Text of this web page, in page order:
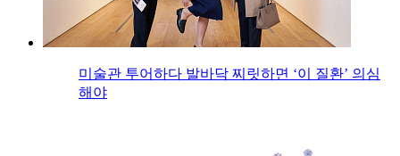
미술관 투어하다 발바닥 찌릿하면 ‘이 질환’ 의심
해야